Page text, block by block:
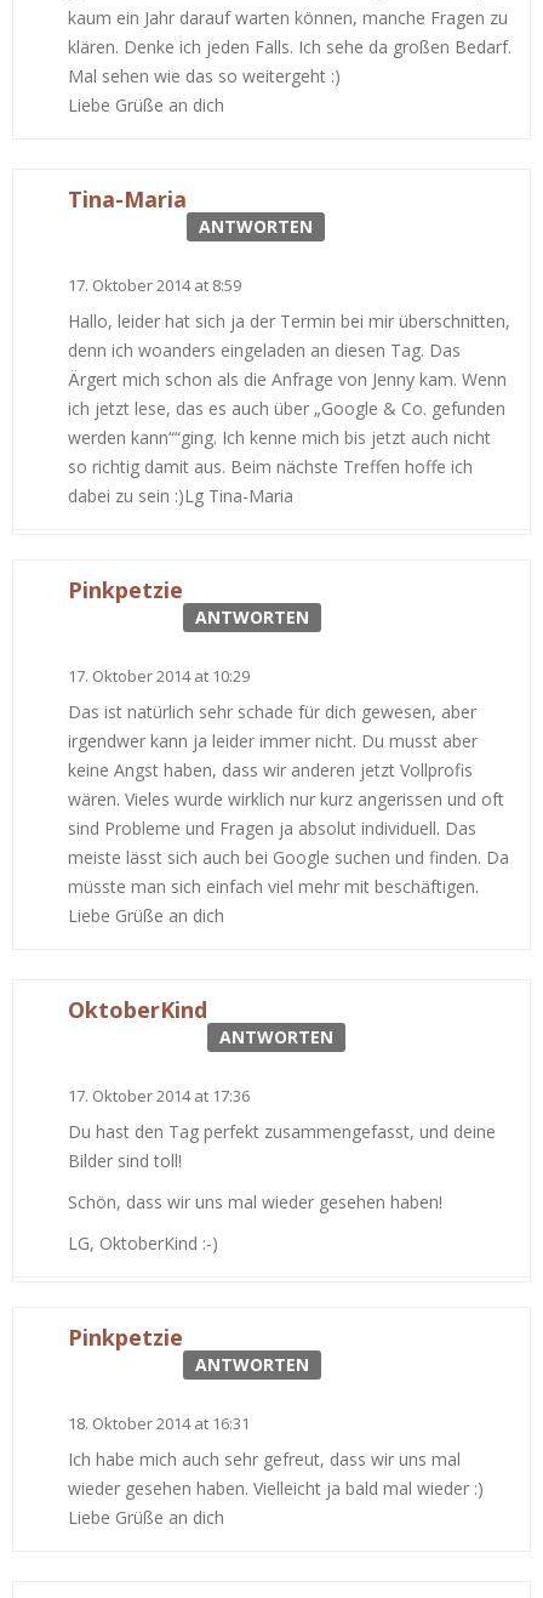
kaum ein Jahr darauf warten können, manche Fragen zu
klären. Denke ich jeden Falls. Ich sehe da großen Bedarf.
Mal sehen wie das so weitergeht :)
Liebe Grüße an dich
Tina-Maria
ANTWORTEN
17. Oktober 2014 at 8:59
Hallo, leider hat sich ja der Termin bei mir überschnitten,
denn ich woanders eingeladen an diesen Tag. Das
Ärgert mich schon als die Anfrage von Jenny kam. Wenn
ich jetzt lese, das es auch über „Google & Co. gefunden
werden kann““ging. Ich kenne mich bis jetzt auch nicht
so richtig damit aus. Beim nächste Treffen hoffe ich
dabei zu sein :)Lg Tina-Maria
Pinkpetzie
ANTWORTEN
17. Oktober 2014 at 10:29
Das ist natürlich sehr schade für dich gewesen, aber
irgendwer kann ja leider immer nicht. Du musst aber
keine Angst haben, dass wir anderen jetzt Vollprofis
wären. Vieles wurde wirklich nur kurz angerissen und oft
sind Probleme und Fragen ja absolut individuell. Das
meiste lässt sich auch bei Google suchen und finden. Da
müsste man sich einfach viel mehr mit beschäftigen.
Liebe Grüße an dich
OktoberKind
ANTWORTEN
17. Oktober 2014 at 17:36
Du hast den Tag perfekt zusammengefasst, und deine
Bilder sind toll!
Schön, dass wir uns mal wieder gesehen haben!
LG, OktoberKind :-)
Pinkpetzie
ANTWORTEN
18. Oktober 2014 at 16:31
Ich habe mich auch sehr gefreut, dass wir uns mal
wieder gesehen haben. Vielleicht ja bald mal wieder :)
Liebe Grüße an dich